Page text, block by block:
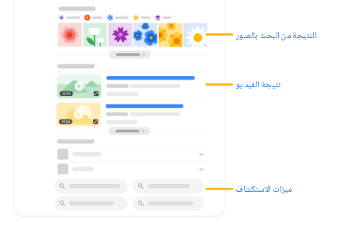
النتيجة من البحث بالصور
نتيجة الفيديو
ميزات الاستكشاف